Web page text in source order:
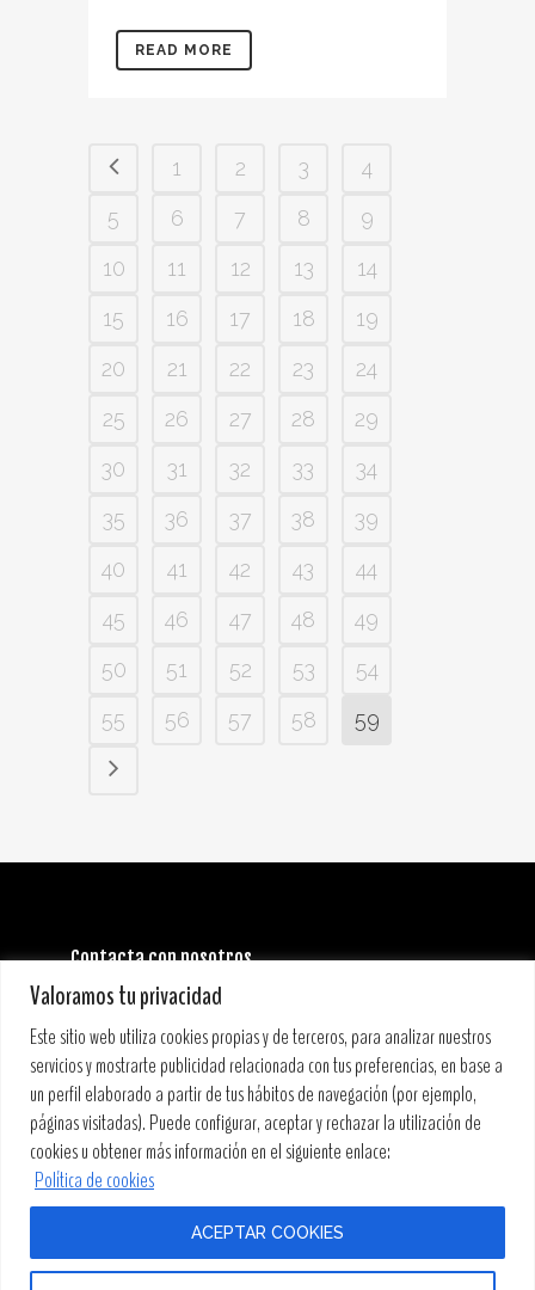
Valoramos tu privacidad
Este sitio web utiliza cookies propias y de terceros, para analizar nuestros
servicios y mostrarte publicidad relacionada con tus preferencias, en base a
un perfil elaborado a partir de tus hábitos de navegación (por ejemplo,
páginas visitadas). Puede configurar, aceptar y rechazar la utilización de
cookies u obtener más información en el siguiente enlace:
Política de cookies
ACEPTAR COOKIES
READ MORE
1 2 3
4
5
6 7 8
9
10
11 12 13
14
15
16 17 18
19
20
21 22 23
24
25
26 27 28
29
30
31 32 33
34
35
36 37 38
39
40
41 42 43
44
45
46 47 48
49
50
51 52 53
54
55
56 57 58 59
Contacta con nosotros
INFORMACIÓN GENERAL:
info@stoneandmusicfestival.com
PRENSA:
prensa@stoneandmusicfestival.com
COPYRIGHT © 2019 STONE&MUSIC FESTIVAL • PRODUCCIONES